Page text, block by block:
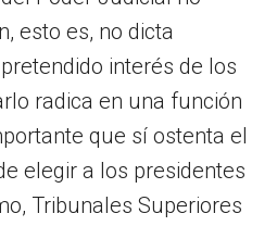
esto es, no dicta
interés de los
radica en una función
que sí ostenta el
elegir a los presidentes
Tribunales Superiores